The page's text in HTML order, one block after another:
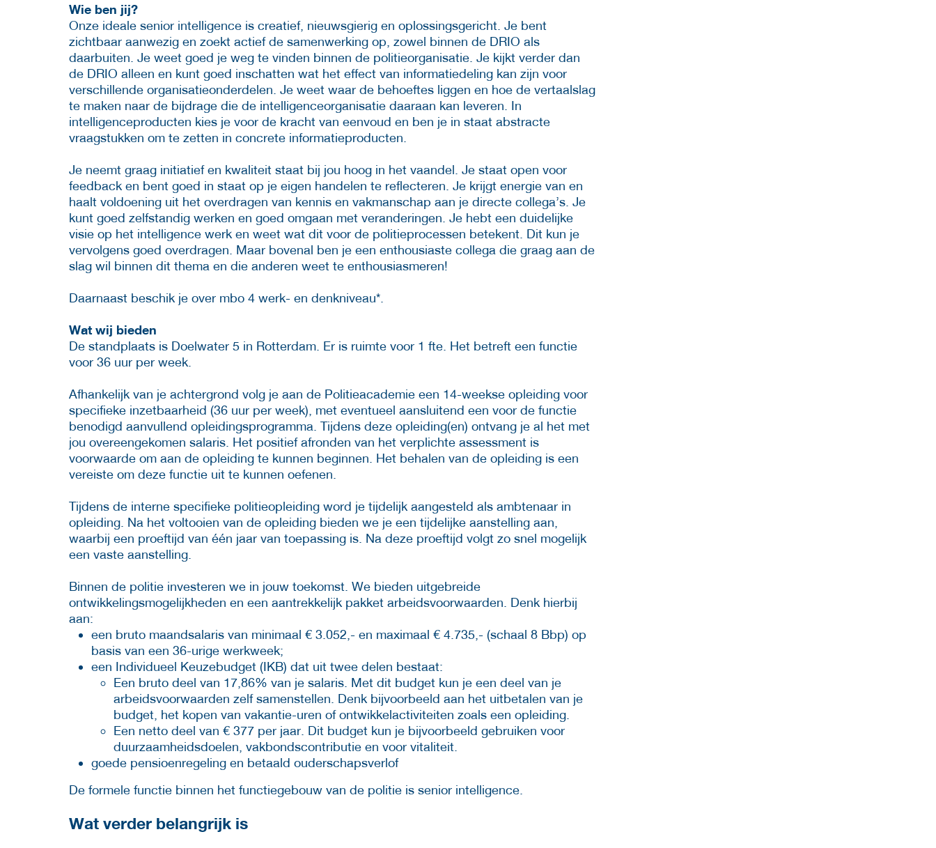
Wie ben jij?
Onze ideale senior intelligence is creatief, nieuwsgierig en oplossingsgericht. Je bent
zichtbaar aanwezig en zoekt actief de samenwerking op, zowel binnen de DRIO als
daarbuiten. Je weet goed je weg te vinden binnen de politieorganisatie. Je kijkt verder dan
de DRIO alleen en kunt goed inschatten wat het effect van informatiedeling kan zijn voor
verschillende organisatieonderdelen. Je weet waar de behoeftes liggen en hoe de vertaalslag
te maken naar de bijdrage die de intelligenceorganisatie daaraan kan leveren. In
intelligenceproducten kies je voor de kracht van eenvoud en ben je in staat abstracte
vraagstukken om te zetten in concrete informatieproducten.
Je neemt graag initiatief en kwaliteit staat bij jou hoog in het vaandel. Je staat open voor
feedback en bent goed in staat op je eigen handelen te reflecteren. Je krijgt energie van en
haalt voldoening uit het overdragen van kennis en vakmanschap aan je directe collega’s. Je
kunt goed zelfstandig werken en goed omgaan met veranderingen. Je hebt een duidelijke
visie op het intelligence werk en weet wat dit voor de politieprocessen betekent. Dit kun je
vervolgens goed overdragen. Maar bovenal ben je een enthousiaste collega die graag aan de
slag wil binnen dit thema en die anderen weet te enthousiasmeren!
Daarnaast beschik je over mbo 4 werk- en denkniveau*.
Wat wij bieden
De standplaats is Doelwater 5 in Rotterdam. Er is ruimte voor 1 fte. Het betreft een functie
voor 36 uur per week.
Afhankelijk van je achtergrond volg je aan de Politieacademie een 14-weekse opleiding voor
specifieke inzetbaarheid (36 uur per week), met eventueel aansluitend een voor de functie
benodigd aanvullend opleidingsprogramma. Tijdens deze opleiding(en) ontvang je al het met
jou overeengekomen salaris. Het positief afronden van het verplichte assessment is
voorwaarde om aan de opleiding te kunnen beginnen. Het behalen van de opleiding is een
vereiste om deze functie uit te kunnen oefenen.
Tijdens de interne specifieke politieopleiding word je tijdelijk aangesteld als ambtenaar in
opleiding. Na het voltooien van de opleiding bieden we je een tijdelijke aanstelling aan,
waarbij een proeftijd van één jaar van toepassing is. Na deze proeftijd volgt zo snel mogelijk
een vaste aanstelling.
Binnen de politie investeren we in jouw toekomst. We bieden uitgebreide
ontwikkelingsmogelijkheden en een aantrekkelijk pakket arbeidsvoorwaarden. Denk hierbij
aan:
een bruto maandsalaris van minimaal € 3.052,- en maximaal € 4.735,- (schaal 8 Bbp) op
basis van een 36-urige werkweek;
een Individueel Keuzebudget (IKB) dat uit twee delen bestaat:
Een bruto deel van 17,86% van je salaris. Met dit budget kun je een deel van je
arbeidsvoorwaarden zelf samenstellen. Denk bijvoorbeeld aan het uitbetalen van je
budget, het kopen van vakantie-uren of ontwikkelactiviteiten zoals een opleiding.
Een netto deel van € 377 per jaar. Dit budget kun je bijvoorbeeld gebruiken voor
duurzaamheidsdoelen, vakbondscontributie en voor vitaliteit.
goede pensioenregeling en betaald ouderschapsverlof
De formele functie binnen het functiegebouw van de politie is senior intelligence.
Wat verder belangrijk is